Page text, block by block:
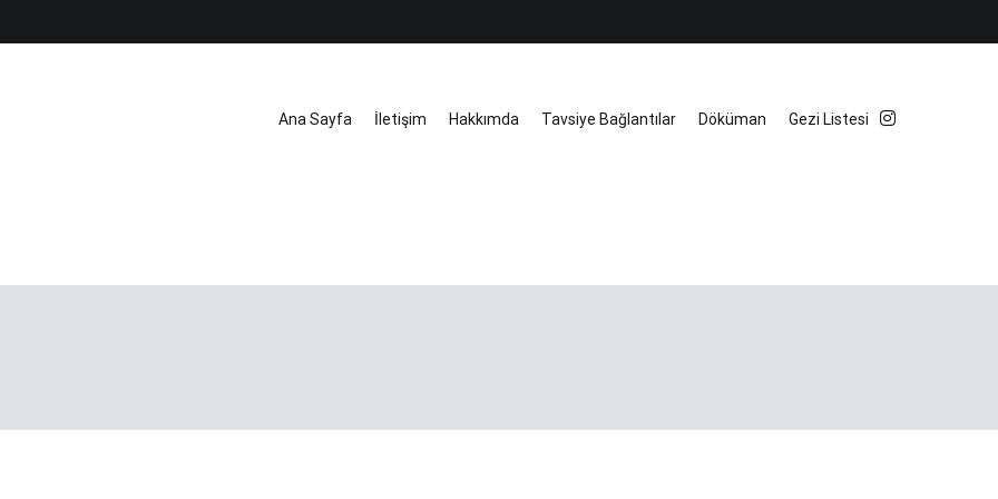
Ana Sayfa İletişim Hakkımda Tavsiye Bağlantılar Döküman Gezi Listesi